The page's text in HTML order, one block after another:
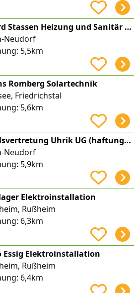
Gerhard Stassen Heizung und Sanitär GmbH
Neudorf
5,5km
Romberg Solartechnik
Friedrichstal
5,6km
Handelsvertretung Uhrik UG (haftungsbeschränkt)
Neudorf
5,9km
Elektroinstallation
Rußheim
6,3km
Essig Elektroinstallation
Rußheim
6,4km